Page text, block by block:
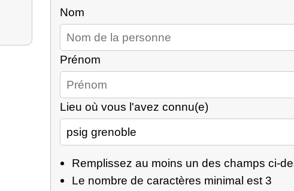
Nom
Prénom
Lieu où vous l'avez connu(e)
Remplissez au moins un des champs ci-
Le nombre de caractères minimal est 3